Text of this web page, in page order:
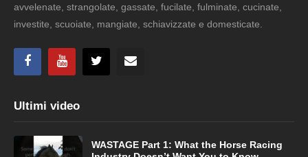
avvelenate, strangolate, gassate, fucilate, fulminate, cucinate,
investite, scuoiate, mangiate, schiavizzate e domesticate.
Ultimi video
WASTAGE Part 1: What the Horse Racing